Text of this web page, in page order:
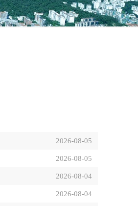
2026-08-05
2026-08-05
2026-08-04
2026-08-04